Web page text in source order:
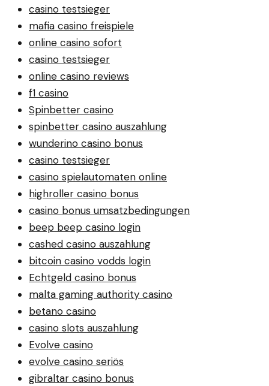
casino testsieger
mafia casino freispiele
online casino sofort
casino testsieger
online casino reviews
f1 casino
Spinbetter casino
spinbetter casino auszahlung
wunderino casino bonus
casino testsieger
casino spielautomaten online
highroller casino bonus
casino bonus umsatzbedingungen
beep beep casino login
cashed casino auszahlung
bitcoin casino vodds login
Echtgeld casino bonus
malta gaming authority casino
betano casino
casino slots auszahlung
Evolve casino
evolve casino seriös
gibraltar casino bonus